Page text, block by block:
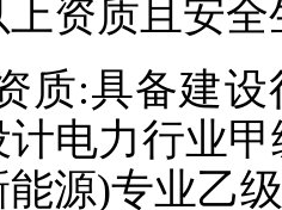
资质且安
质:具备建
计电力行业
源)专业乙